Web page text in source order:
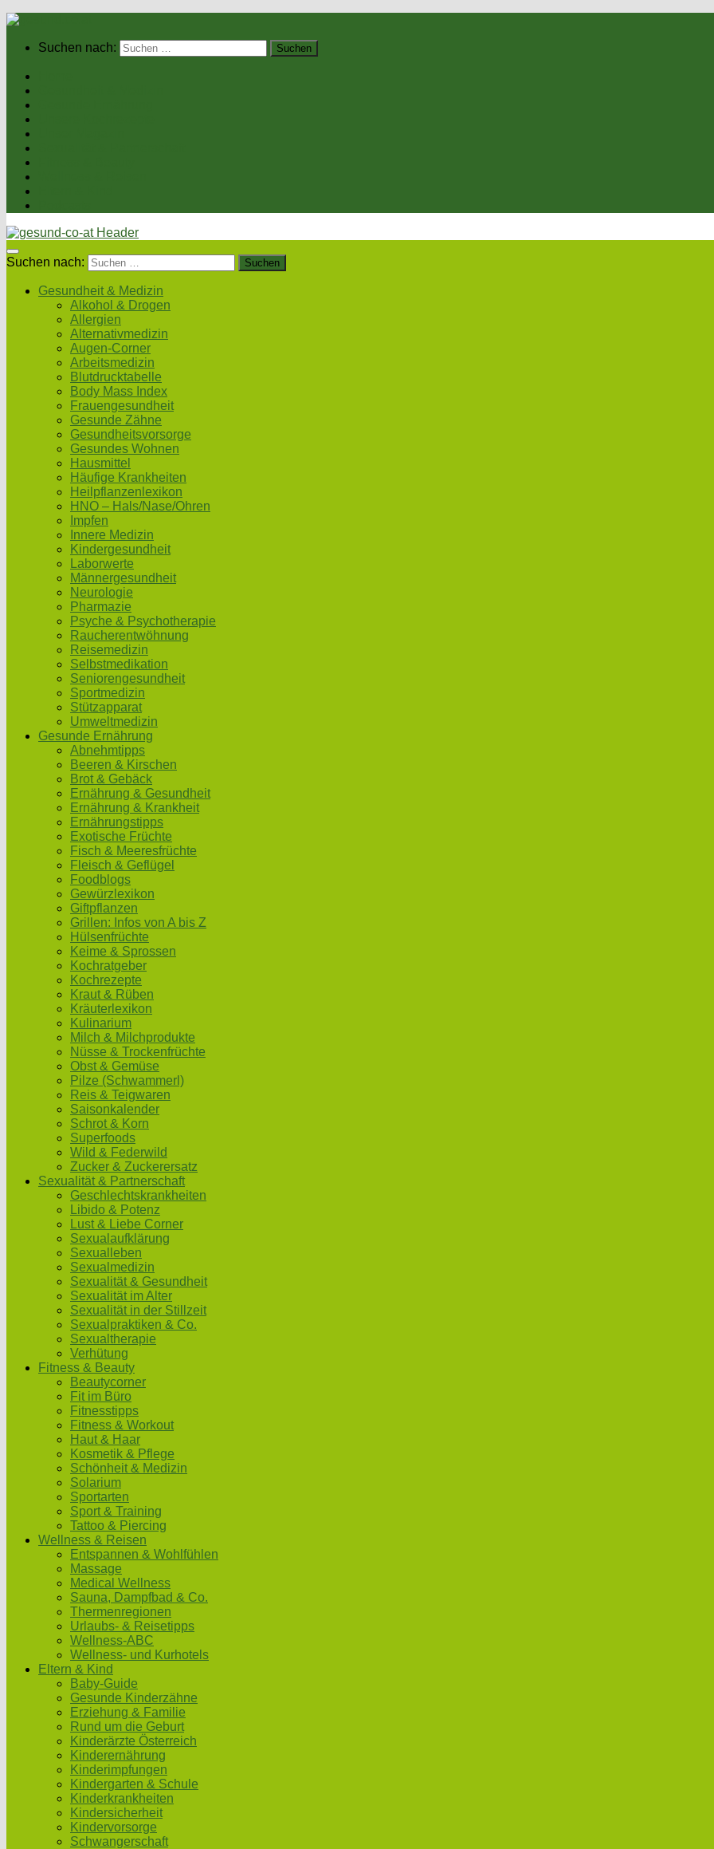
Suchen nach:
Suchen nach:
Gesundheit & Medizin
Alkohol & Drogen
Allergien
Alternativmedizin
Augen-Corner
Arbeitsmedizin
Blutdrucktabelle
Body Mass Index
Frauengesundheit
Gesunde Zähne
Gesundheitsvorsorge
Gesundes Wohnen
Hausmittel
Häufige Krankheiten
Heilpflanzenlexikon
HNO – Hals/Nase/Ohren
Impfen
Innere Medizin
Kindergesundheit
Laborwerte
Männergesundheit
Neurologie
Pharmazie
Psyche & Psychotherapie
Raucherentwöhnung
Reisemedizin
Selbstmedikation
Seniorengesundheit
Sportmedizin
Stützapparat
Umweltmedizin
Gesunde Ernährung
Abnehmtipps
Beeren & Kirschen
Brot & Gebäck
Ernährung & Gesundheit
Ernährung & Krankheit
Ernährungstipps
Exotische Früchte
Fisch & Meeresfrüchte
Fleisch & Geflügel
Foodblogs
Gewürzlexikon
Giftpflanzen
Grillen: Infos von A bis Z
Hülsenfrüchte
Keime & Sprossen
Kochratgeber
Kochrezepte
Kraut & Rüben
Kräuterlexikon
Kulinarium
Milch & Milchprodukte
Nüsse & Trockenfrüchte
Obst & Gemüse
Pilze (Schwammerl)
Reis & Teigwaren
Saisonkalender
Schrot & Korn
Superfoods
Wild & Federwild
Zucker & Zuckerersatz
Sexualität & Partnerschaft
Geschlechtskrankheiten
Libido & Potenz
Lust & Liebe Corner
Sexualaufklärung
Sexualleben
Sexualmedizin
Sexualität & Gesundheit
Sexualität im Alter
Sexualität in der Stillzeit
Sexualpraktiken & Co.
Sexualtherapie
Verhütung
Fitness & Beauty
Beautycorner
Fit im Büro
Fitnesstipps
Fitness & Workout
Haut & Haar
Kosmetik & Pflege
Schönheit & Medizin
Solarium
Sportarten
Sport & Training
Tattoo & Piercing
Wellness & Reisen
Entspannen & Wohlfühlen
Massage
Medical Wellness
Sauna, Dampfbad & Co.
Thermenregionen
Urlaubs- & Reisetipps
Wellness-ABC
Wellness- und Kurhotels
Eltern & Kind
Baby-Guide
Gesunde Kinderzähne
Erziehung & Familie
Rund um die Geburt
Kinderärzte Österreich
Kinderernährung
Kinderimpfungen
Kindergarten & Schule
Kinderkrankheiten
Kindersicherheit
Kindervorsorge
Schwangerschaft